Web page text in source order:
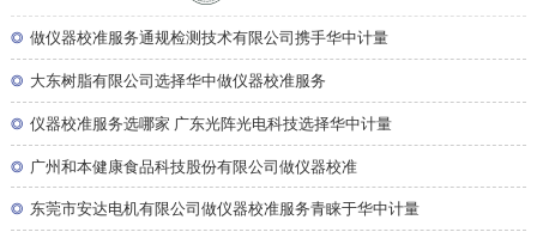
◎ 做仪器校准服务通规检测技术有限公司携手华中计量
◎ 大东树脂有限公司选择华中做仪器校准服务
◎ 仪器校准服务选哪家 广东光阵光电科技选择华中计量
◎ 广州和本健康食品科技股份有限公司做仪器校准
◎ 东莞市安达电机有限公司做仪器校准服务青睐于华中计量